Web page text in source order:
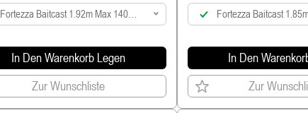
Fortezza Baitcast 1.92m Max 140g
Fast
In Den Warenkorb Legen
Zur Wunschliste
Fortezza Baitcast
Fast
In Den
Zur